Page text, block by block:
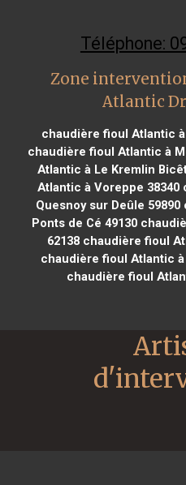
Téléphone:
Zone
Atlantic
chaudière fioul Atlantic
chaudière fioul Atlantic à
Atlantic à Le Kremlin
Atlantic à Voreppe 38340
Quesnoy sur Deûle 59890
Ponts de Cé 49130
62138 chaudière fioul
chaudière fioul Atlantic à
chaudière fioul